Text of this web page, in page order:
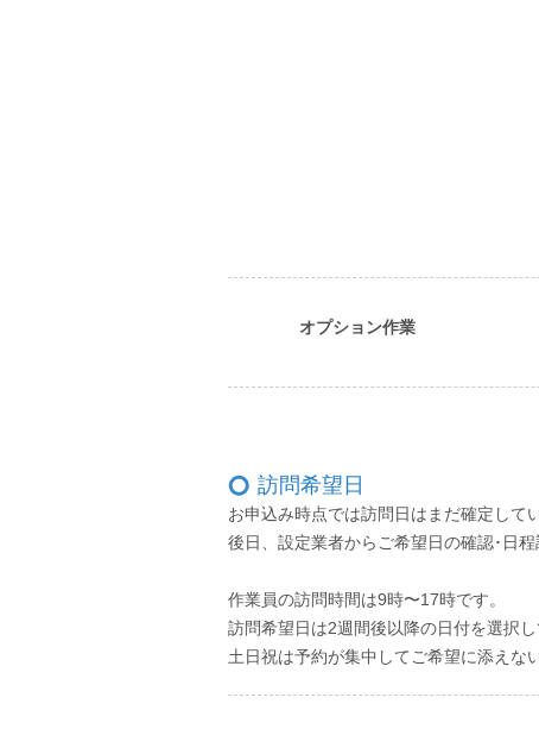
オプション作業
訪問希望日
お申込み時点では訪問⽇はまだ確定して
後⽇、設定業者からご希望⽇の確認･⽇
作業員の訪問時間は9時〜17時です。
訪問希望⽇は2週間後以降の⽇付を選択し
⼟⽇祝は予約が集中してご希望に添えな